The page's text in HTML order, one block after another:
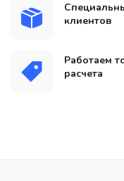
клиентов
Работаем
расчета